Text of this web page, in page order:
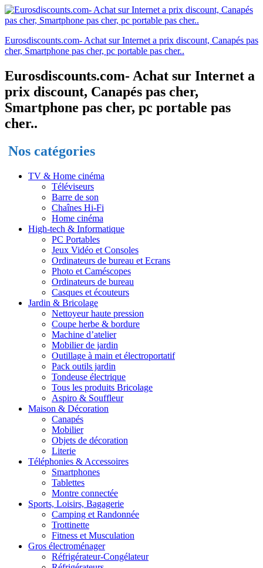
Eurosdiscounts.com- Achat sur Internet a prix discount, Canapés pas
cher, Smartphone pas cher, pc portable pas cher..
Eurosdiscounts.com- Achat sur Internet a
prix discount, Canapés pas cher,
Smartphone pas cher, pc portable pas
cher..
Nos catégories
TV & Home cinéma
Téléviseurs
Barre de son
Chaînes Hi-Fi
Home cinéma
High-tech & Informatique
PC Portables
Jeux Vidéo et Consoles
Ordinateurs de bureau et Ecrans
Photo et Caméscopes
Ordinateurs de bureau
Casques et écouteurs
Jardin & Bricolage
Nettoyeur haute pression
Coupe herbe & bordure
Machine d’atelier
Mobilier de jardin
Outillage à main et électroportatif
Pack outils jardin
Tondeuse électrique
Tous les produits Bricolage
Aspiro & Souffleur
Maison & Décoration
Canapés
Mobilier
Objets de décoration
Literie
Téléphonies & Accessoires
Smartphones
Tablettes
Montre connectée
Sports, Loisirs, Bagagerie
Camping et Randonnée
Trottinette
Fitness et Musculation
Gros électroménager
Réfrigérateur-Congélateur